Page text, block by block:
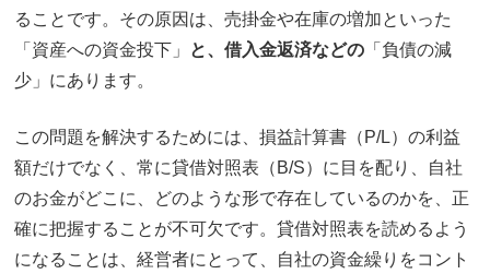
ることです。その原因は、売掛金や在庫の増加といった
「資産への資金投下」
と、借入金返済などの 「負債の減
少」にあります。
この問題を解決するためには、損益計算書（P/L）の利益
額だけでなく、常に貸借対照表（B/S）に目を配り、自社
のお金がどこに、どのような形で存在しているのかを、正
確に把握することが不可欠です。貸借対照表を読めるよう
になることは、経営者にとって、自社の資金繰りをコント